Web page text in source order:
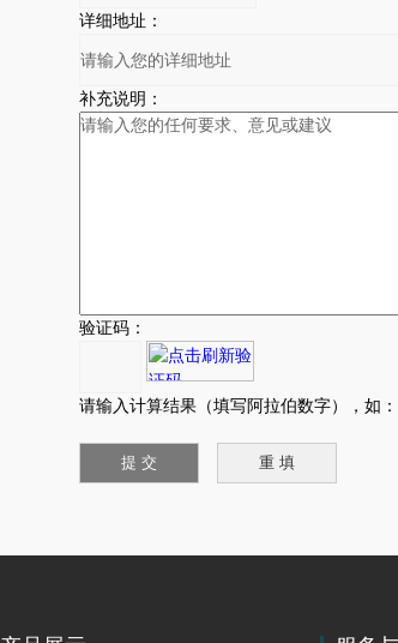
详细地址：
补充说明：
验证码：
请输入计算结果（填写阿拉伯数字），如